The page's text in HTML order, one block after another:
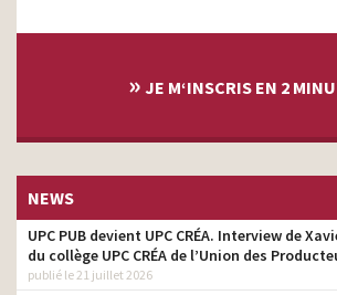
» JE M‘INSCRIS EN 2
NEWS
UPC PUB devient UPC CRÉA. Interview de
du collège UPC CRÉA de l’Union des
publié le 21 juillet 2026